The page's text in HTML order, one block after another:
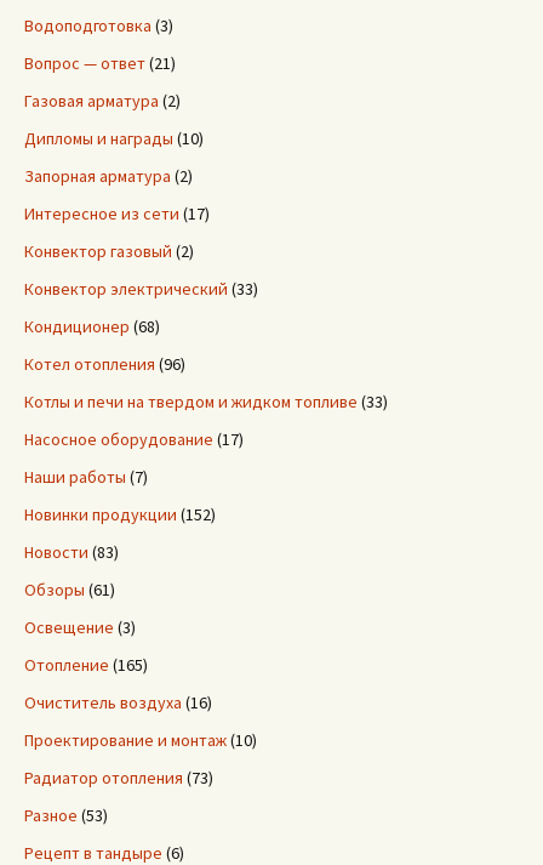
Водоподготовка (3)
Вопрос — ответ(21)
Газовая арматура (2)
Дипломы и награды (10)
Запорная арматура (2)
Интересное из сети (17)
Конвектор газовый (2)
Конвектор электрический (33)
Кондиционер (68)
Котел отопления (96)
Котлы и печи на твердом и жидком топливе (33)
Насосное оборудование (17)
Наши работы (7)
Новинки продукции (152)
Новости (83)
Обзоры (61)
Освещение (3)
Отопление (165)
Очиститель воздуха (16)
Проектирование и монтаж(10)
Радиатор отопления (73)
Разное (53)
Рецепт в тандыре (6)